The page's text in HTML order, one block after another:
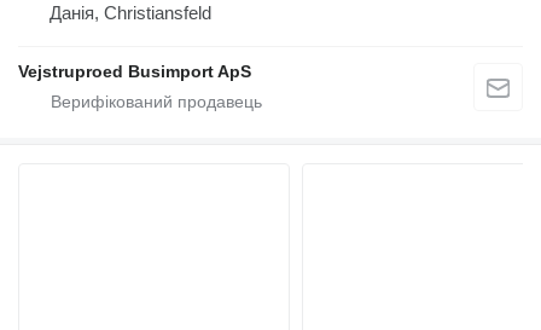
Данія, Christiansfeld
Vejstruproed Busimport ApS